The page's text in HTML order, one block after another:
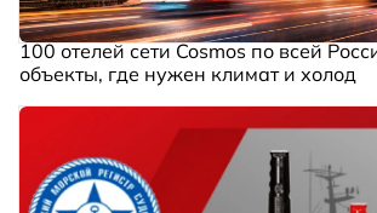
100 отелей сети Cosmos по всей
объекты, где нужен климат и холод